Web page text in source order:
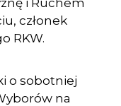
członek
RKW.
o sobotniej
na